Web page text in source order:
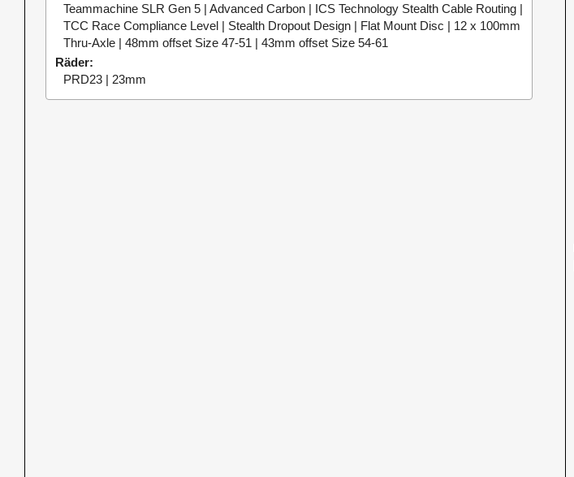
Teammachine SLR Gen 5 | Advanced Carbon | ICS Technology Stealth Cable Routing |
TCC Race Compliance Level | Stealth Dropout Design | Flat Mount Disc | 12 x 100mm
Thru-Axle | 48mm offset Size 47-51 | 43mm offset Size 54-61
Räder
PRD23 | 23mm